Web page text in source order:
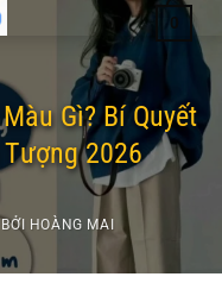
0
Gì? Bí Quyết
2026
BỞI HOÀNG MAI